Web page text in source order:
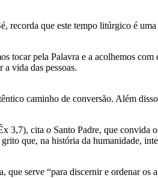
recorda que este tempo litúrgico é
tocar pela Palavra e a acolhemos
vida das pessoas.
caminho de conversão. Além
3,7), cita o Santo Padre, que convida
que, na história da humanidade,
que serve “para discernir e ordenar